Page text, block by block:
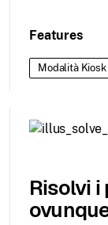
Features
Modalità Kiosk
Risolvi i